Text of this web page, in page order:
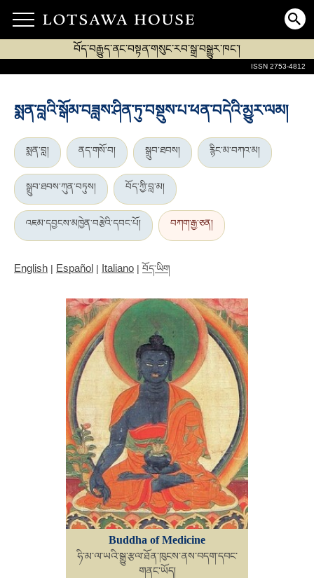
བོད་བརྒྱུད་ནང་བསྟན་གསུང་རབ་སྒྲ་བསྒྱུར་ཁང་།
ISSN 2753-4812
སྨན་བླའི་སྒོམ་བཟླས་ཤིན་ཏུ་བསྡུས་པ་ཕན་བདེའི་མྱུར་ལམ།
སྨན་བླ། ནད་གསོ་བ། སྒྲུབ་ཐབས། རྙིང་མ་བཀའ་མ།
སྒྲུབ་ཐབས་ཀུན་བཏུས། བོད་ཀྱི་བླ་མ།
འཇམ་དབྱངས་མཁྱེན་བརྩེའི་དབང་པོ། བཀག་རྒྱ་ཅན།
English | Español | Italiano | བོད་ཡིག
Buddha of Medicine
ཧི་མ་ལ་ཡའི་སྒྱུ་རྩལ་ཐོན་ཁུངས་ནས་བདག་དབང་
གནང་ཡོད།